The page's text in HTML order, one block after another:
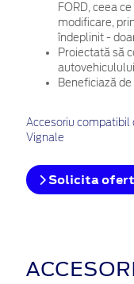
FORD, ceea
modificare,
îndeplinit -
Proiectată să
autovehiculului.
Beneficiază
Accesoriu compatibil
Vignale
Solicita